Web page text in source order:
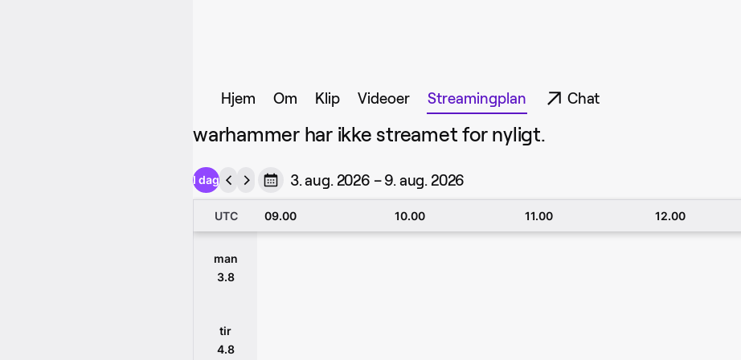
Hjem Om Klip Videoer Streamingplan Chat
warhammer har ikke streamet for nyligt.
I dag 3. aug. 2026 – 9. aug. 2026
UTC 09.00 10.00 11.00 12.00
man
3.8
tir
4.8